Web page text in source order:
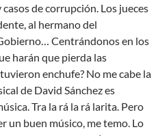
de corrupción. Los jueces
al hermano del
Centrándonos en los
harán que pierda las
enchufe? No me cabe la
de David Sánchez es
Tra la rá la rá larita. Pero
un buen músico, me temo. Lo